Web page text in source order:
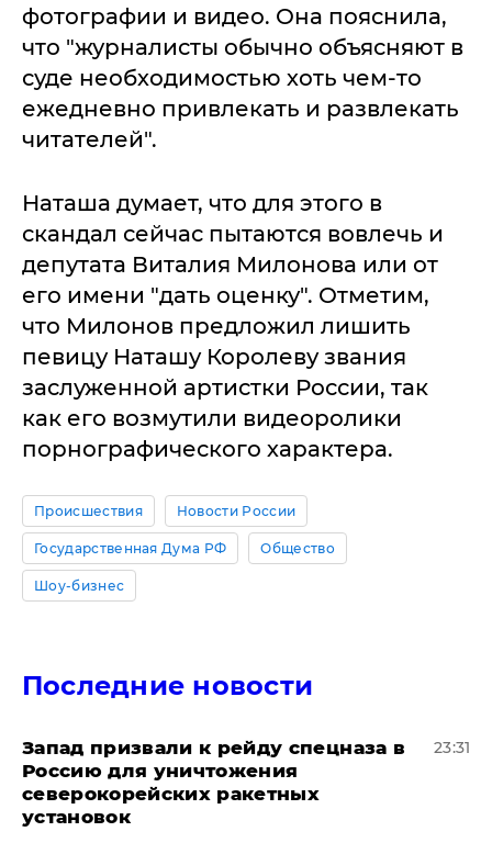
фотографии и видео. Она пояснила,
что "журналисты обычно объясняют в
суде необходимостью хоть чем-то
ежедневно привлекать и развлекать
читателей".
Наташа думает, что для этого в
скандал сейчас пытаются вовлечь и
депутата Виталия Милонова или от
его имени "дать оценку". Отметим,
что Милонов предложил лишить
певицу Наташу Королеву звания
заслуженной артистки России, так
как его возмутили видеоролики
порнографического характера.
Происшествия Новости России
Государственная Дума РФ Общество
Шоу-бизнес
Последние новости
Запад призвали к рейду спецназа в
Россию для уничтожения
северокорейских ракетных
установок
23:31